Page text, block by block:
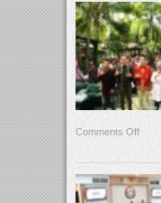
Comments Off